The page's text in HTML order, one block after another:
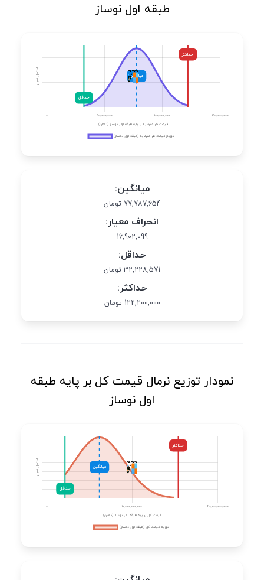
طبقه اول نوساز
میانگین:
77,787,654 تومان
انحراف معیار:
16,902,099
حداقل:
32,228,571 تومان
حداکثر:
122,200,000 تومان
نمودار توزیع نرمال قیمت کل بر پایه طبقه
اول نوساز